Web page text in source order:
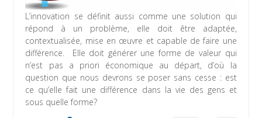
L’innovation se définit aussi comme une solution qui
répond à un problème, elle doit être adaptée,
contextualisée, mise en œuvre et capable de faire une
différence. Elle doit générer une forme de valeur qui
n’est pas a priori économique au départ, d’où la
question que nous devrons se poser sans cesse : est
ce qu’elle fait une différence dans la vie des gens et
sous quelle forme?